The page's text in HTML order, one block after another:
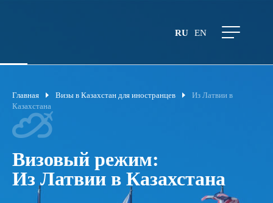
RU EN
Главная Визы в Казахстан для иностранцев
Из Латвии в
Казахстана
Визовый режим:
Из Латвии в Казахстана